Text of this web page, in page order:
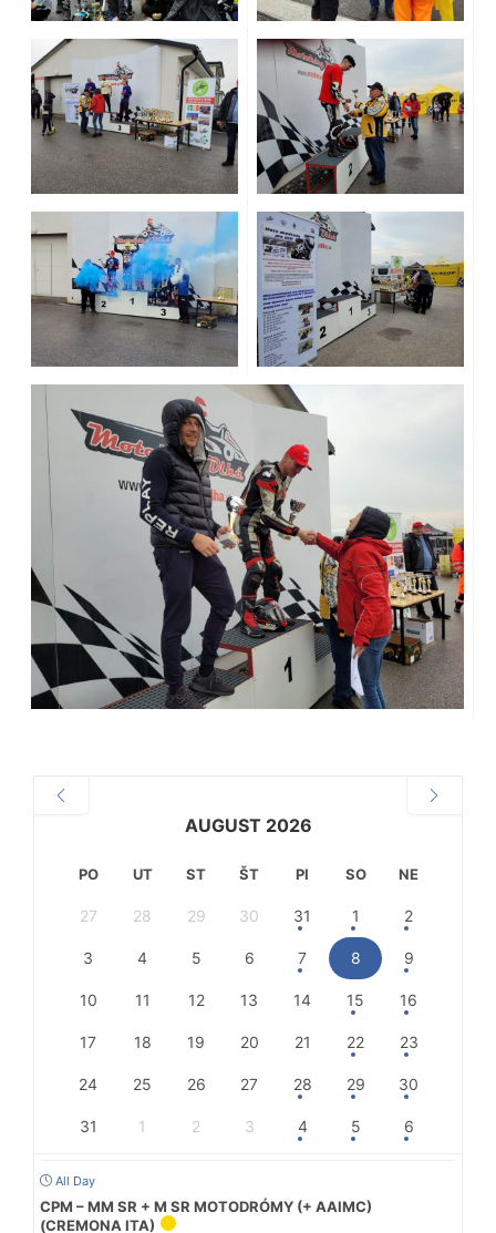
AUGUST 2026
PO UT ST ŠT PI SO NE
27 28 29 30 31 1 2
3 4 5 6 7 8 9
10 11 12 13 14 15 16
17 18 19 20 21 22 23
24 25 26 27 28 29 30
31 1 2 3 4 5 6
All Day
CPM – MM SR + M SR MOTODRÓMY (+ AAIMC)
(CREMONA ITA)